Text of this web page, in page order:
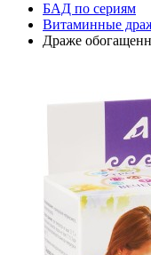
БАД по сериям
Витаминные
Драже